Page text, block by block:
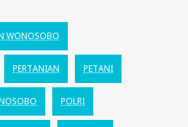
WONOSOBO
PERTANIAN PETANI
POLRI